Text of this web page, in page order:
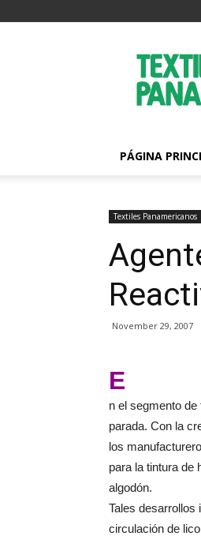
Textiles
PÁGINA
Textiles Panamericanos
November 29, 2007
E
n el segmento
parada. Con la
los
para la tintura de
algodón.
Tales desarrollos
circulación de